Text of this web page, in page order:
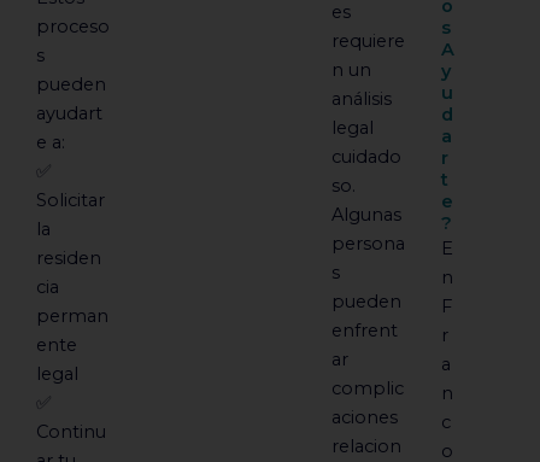
proceso
s
pueden
ayudart
e a:
✅
Solicitar
la
residen
cia
perman
ente
legal
✅
Continu
es
requiere
n un
análisis
legal
cuidado
so.
Algunas
persona
s
pueden
enfrent
ar
complic
aciones
relacion
o
s
A
y
u
d
a
r
t
e
?
E
n
F
r
a
n
c
o